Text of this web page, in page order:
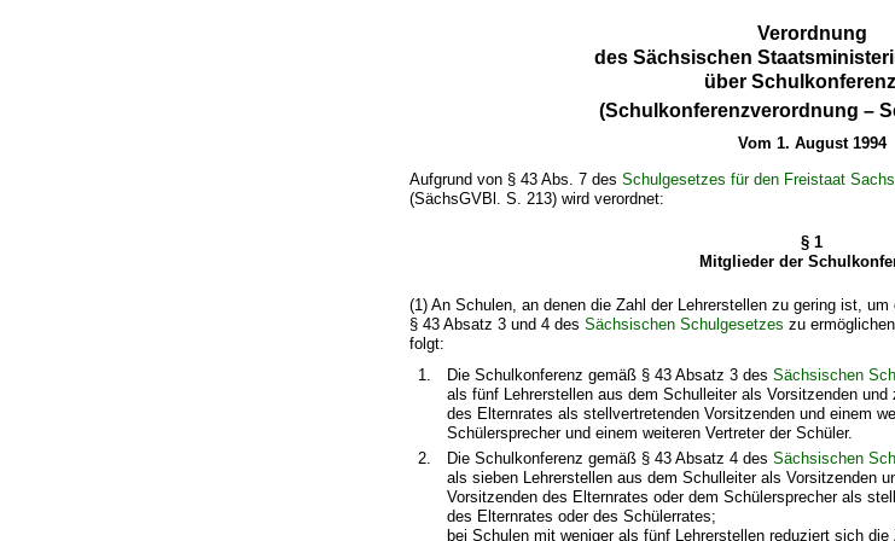
Verordnung
des Sächsischen
über
(Schulkonferenzverordnung –
Vom 1. August 1994
Aufgrund von § 43 Abs. 7 desSchulgesetzes für den Freistaat
(SächsGVBl. S. 213) wird verordnet:
§ 1
Mitglieder der
(1) An Schulen, an denen die Zahl der Lehrerstellen zu gering ist,
§ 43 Absatz 3 und 4 desSächsischen Schulgesetzes zu
folgt:
1.
Die Schulkonferenz gemäß § 43 Absatz 3 des Sächsischen
als fünf Lehrerstellen aus dem Schulleiter als Vorsitzenden und
des Elternrates als stellvertretenden Vorsitzenden und einem
Schülersprecher und einem weiteren Vertreter der Schüler.
2.
Die Schulkonferenz gemäß § 43 Absatz 4 des Sächsischen
als sieben Lehrerstellen aus dem Schulleiter als Vorsitzenden
Vorsitzenden des Elternrates oder dem Schülersprecher als
des Elternrates oder des Schülerrates;
bei Schulen mit weniger als fünf Lehrerstellen reduziert sich